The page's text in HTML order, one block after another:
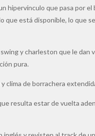
hipervínculo que pasa por el
que está disponible, lo que
y charleston que le dan
pura.
clima de borrachera
resulta estar de vuelta